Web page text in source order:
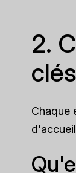
2.
clés
Chaque